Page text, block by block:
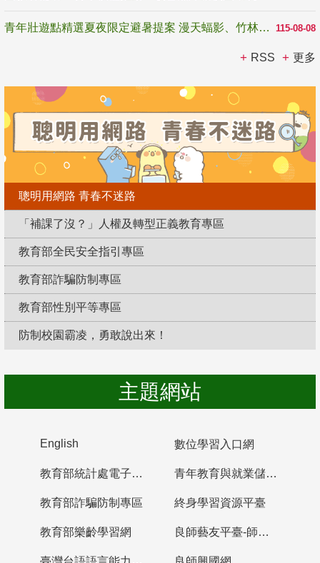
115-08-08
青年壯遊點精選夏夜限定避暑提案 漫天蝠影、竹林尋蛙、茶香夜觀 邀青年暮色出發
RSS 更多
聰明用網路 青春不迷路
「補課了沒？」人權及轉型正義教育專區
教育部全民安全指引專區
教育部詐騙防制專區
教育部性別平等專區
防制校園霸凌，勇敢說出來！
主題網站
English 數位學習入口網
教育部統計處電子書櫃 青年教育與就業儲蓄帳戶
教育部詐騙防制專區 終身學習資源平臺
教育部樂齡學習網 良師藝友平臺-師資培育整合平臺